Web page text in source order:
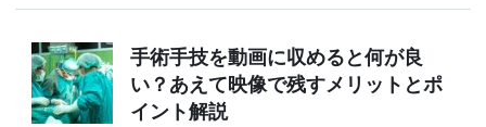
手術手技を動画に収めると何が良
い？あえて映像で残すメリットとポ
イント解説